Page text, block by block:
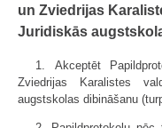
un Zviedrijas
Juridiskās
1. Akceptēt
Zviedrijas Karalistes
augstskolas dibināšanu